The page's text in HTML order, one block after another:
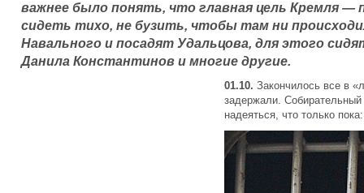
важнее было понять, что главная цель Кремля —
сидеть тихо, не бузить, чтобы там ни
Навального и посадят Удальцова, для этого
Данила Константинов и многие другие.
01.10. Закончилось все в
задержали.
надеяться, что только пока: